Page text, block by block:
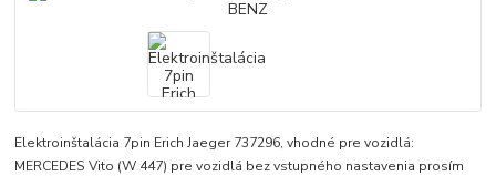
Elektroinštalácia 7pin Erich Jaeger 737296, vhodné pre vozidlá:
MERCEDES Vito (W 447) pre vozidlá bez vstupného nastavenia prosím